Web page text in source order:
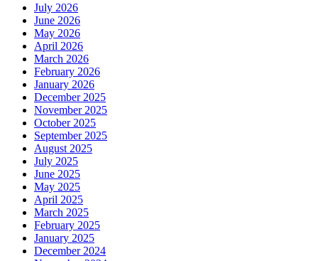
July 2026
June 2026
May 2026
April 2026
March 2026
February 2026
January 2026
December 2025
November 2025
October 2025
September 2025
August 2025
July 2025
June 2025
May 2025
April 2025
March 2025
February 2025
January 2025
December 2024